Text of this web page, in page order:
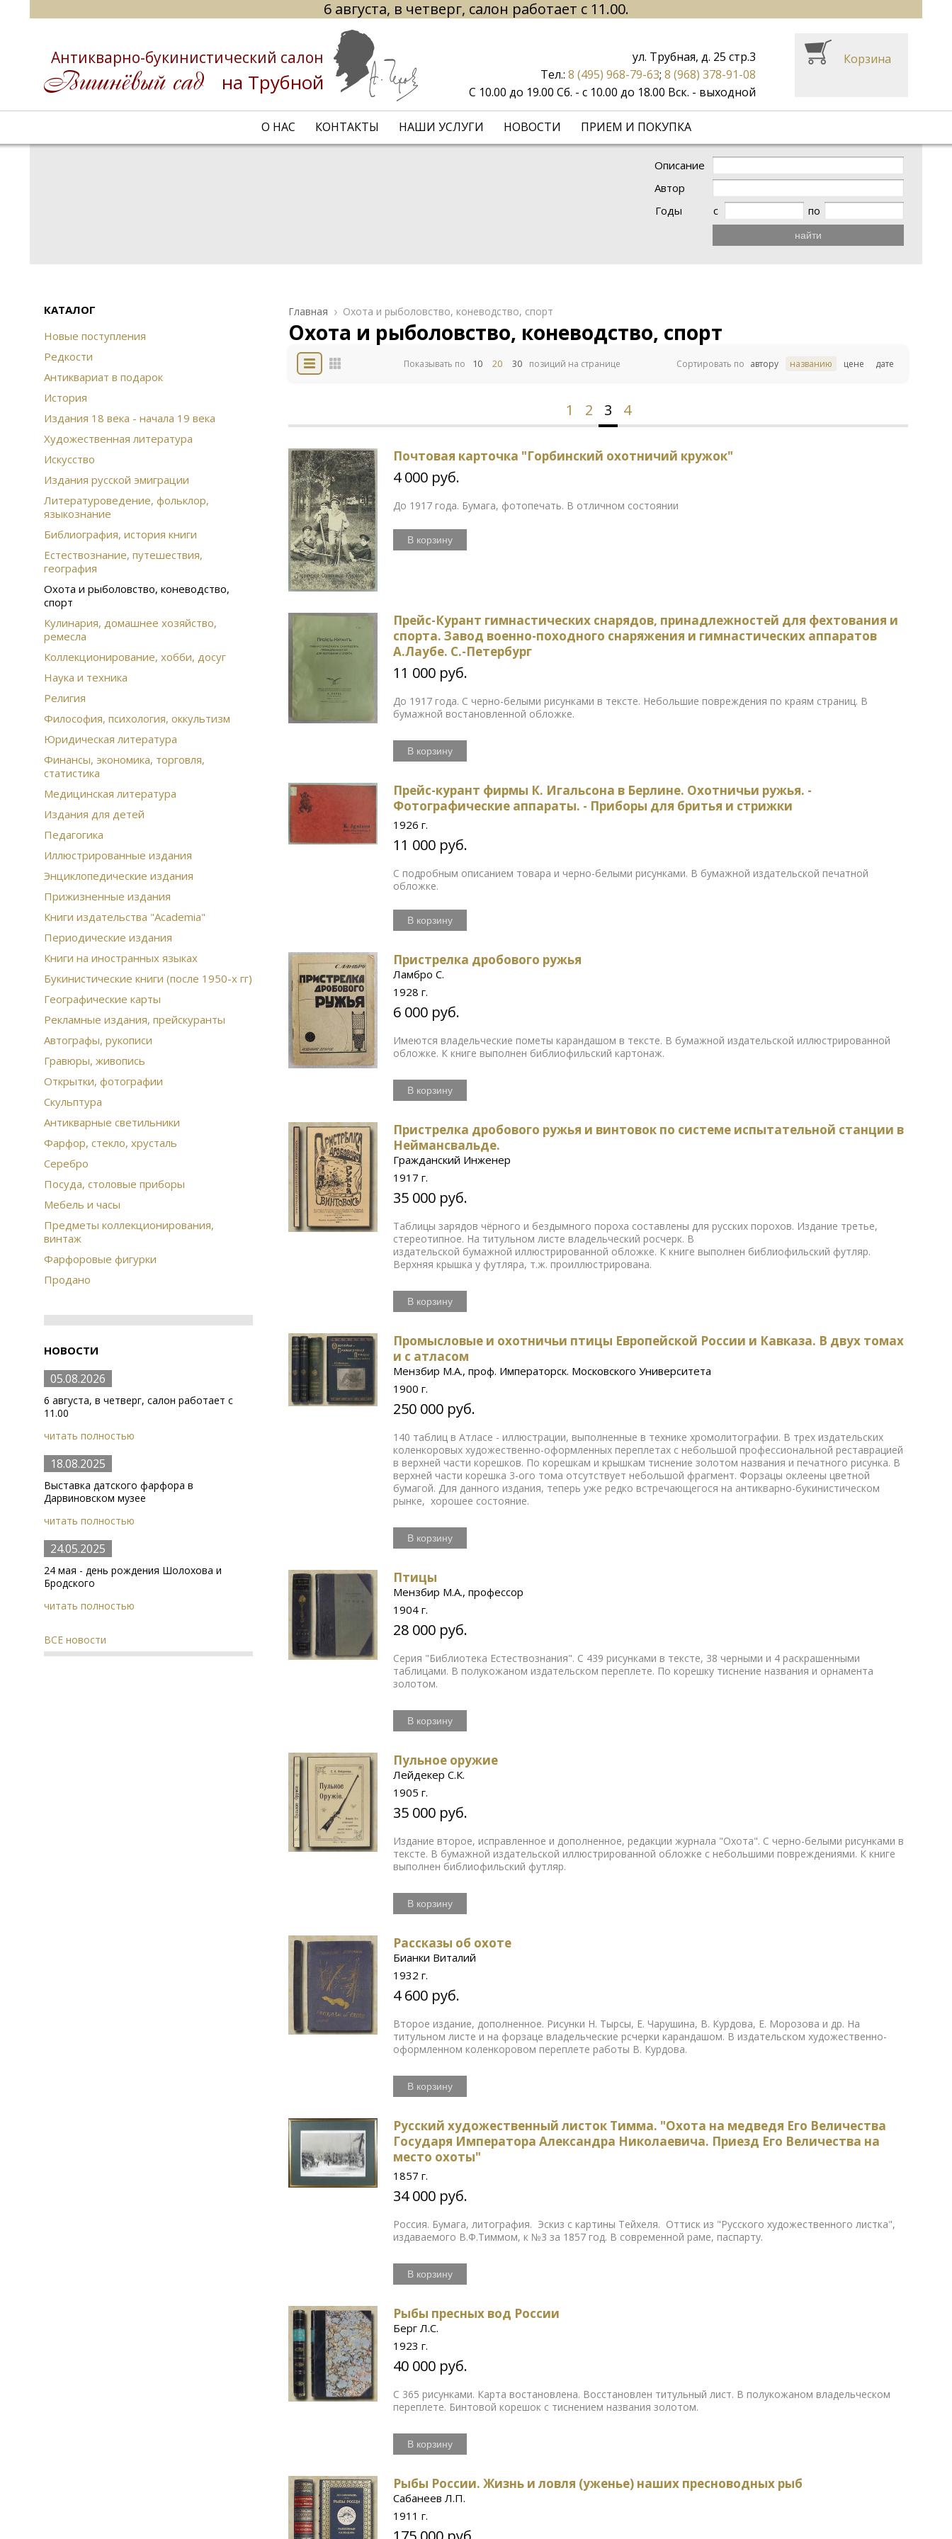
6 августа, в четверг, салон работает с 11.00.
Антикварно-букинистический салон
на Трубной
О НАС КОНТАКТЫ НАШИ УСЛУГИ НОВОСТИ ПРИЕМ И ПОКУПКА
ул. Трубная, д. 25 стр.3
Тел.: 8 (495) 968-79-63; 8 (968) 378-91-08
С 10.00 до 19.00 Сб. - с 10.00 до 18.00 Вск. - выходной
Корзина
Описание
Автор
Годы
с по
найти
КАТАЛОГ
Новые поступления
Редкости
Антиквариат в подарок
История
Издания 18 века - начала 19 века
Художественная литература
Искусство
Издания русской эмиграции
Литературоведение, фольклор,
языкознание
Библиография, история книги
Естествознание, путешествия,
география
Охота и рыболовство, коневодство,
спорт
Кулинария, домашнее хозяйство,
ремесла
Коллекционирование, хобби, досуг
Наука и техника
Религия
Философия, психология, оккультизм
Юридическая литература
Финансы, экономика, торговля,
статистика
Медицинская литература
Издания для детей
Педагогика
Иллюстрированные издания
Энциклопедические издания
Прижизненные издания
Книги издательства "Academia"
Периодические издания
Книги на иностранных языках
Букинистические книги (после 1950-х гг)
Географические карты
Рекламные издания, прейскуранты
Автографы, рукописи
Гравюры, живопись
Открытки, фотографии
Скульптура
Антикварные светильники
Фарфор, стекло, хрусталь
Серебро
Посуда, столовые приборы
Мебель и часы
Предметы коллекционирования,
винтаж
Фарфоровые фигурки
Продано
НОВОСТИ
05.08.2026
6 августа, в четверг, салон работает с
11.00
читать полностью
18.08.2025
Выставка датского фарфора в
Дарвиновском музее
читать полностью
24.05.2025
24 мая - день рождения Шолохова и
Бродского
читать полностью
ВСЕ новости
Главная Охота и рыболовство, коневодство, спорт
Охота и рыболовство, коневодство, спорт
Показывать по 10 20 30 позиций на странице Сортировать по автору названию цене дате
1 2 3 4
Почтовая карточка "Горбинский охотничий кружок"
4 000 руб.
До 1917 года. Бумага, фотопечать. В отличном состоянии
В корзину
Прейс-Курант гимнастических снарядов, принадлежностей для фехтования и
спорта. Завод военно-походного снаряжения и гимнастических аппаратов
А.Лаубе. С.-Петербург
11 000 руб.
До 1917 года. С черно-белыми рисунками в тексте. Небольшие повреждения по краям страниц. В
бумажной востановленной обложке.
В корзину
Прейс-курант фирмы К. Игальсона в Берлине. Охотничьи ружья. -
Фотографические аппараты. - Приборы для бритья и стрижки
1926 г.
11 000 руб.
С подробным описанием товара и черно-белыми рисунками. В бумажной издательской печатной
обложке.
В корзину
Пристрелка дробового ружья
Ламбро С.
1928 г.
6 000 руб.
Имеются владельческие пометы карандашом в тексте. В бумажной издательской иллюстрированной
обложке. К книге выполнен библиофильский картонаж.
В корзину
Пристрелка дробового ружья и винтовок по системе испытательной станции в
Неймансвальде.
Гражданский Инженер
1917 г.
35 000 руб.
Таблицы зарядов чёрного и бездымного пороха составлены для русских порохов. Издание третье,
стереотипное. На титульном листе владельческий росчерк. В
издательской бумажной иллюстрированной обложке. К книге выполнен библиофильский футляр.
Верхняя крышка у футляра, т.ж. проиллюстрирована.
В корзину
Промысловые и охотничьи птицы Европейской России и Кавказа. В двух томах
и с атласом
Мензбир М.А., проф. Императорск. Московского Университета
1900 г.
250 000 руб.
140 таблиц в Атласе - иллюстрации, выполненные в технике хромолитографии. В трех издательских
коленкоровых художественно-оформленных переплетах с небольшой профессиональной реставрацией
в верхней части корешков. По корешкам и крышкам тиснение золотом названия и печатного рисунка. В
верхней части корешка 3-ого тома отсутствует небольшой фрагмент. Форзацы оклеены цветной
бумагой. Для данного издания, теперь уже редко встречающегося на антикварно-букинистическом
рынке, хорошее состояние.
В корзину
Птицы
Мензбир М.А., профессор
1904 г.
28 000 руб.
Серия "Библиотека Естествознания". С 439 рисунками в тексте, 38 черными и 4 раскрашенными
таблицами. В полукожаном издательском переплете. По корешку тиснение названия и орнамента
золотом.
В корзину
Пульное оружие
Лейдекер С.К.
1905 г.
35 000 руб.
Издание второе, исправленное и дополненное, редакции журнала "Охота". С черно-белыми рисунками в
тексте. В бумажной издательской иллюстрированной обложке с небольшими повреждениями. К книге
выполнен библиофильский футляр.
В корзину
Рассказы об охоте
Бианки Виталий
1932 г.
4 600 руб.
Второе издание, дополненное. Рисунки Н. Тырсы, Е. Чарушина, В. Курдова, Е. Морозова и др. На
титульном листе и на форзаце владельческие рсчерки карандашом. В издательском художественно-
оформленном коленкоровом переплете работы В. Курдова.
В корзину
Русский художественный листок Тимма. "Охота на медведя Его Величества
Государя Императора Александра Николаевича. Приезд Его Величества на
место охоты"
1857 г.
34 000 руб.
Россия. Бумага, литография. Эскиз с картины Тейхеля. Оттиск из "Русского художественного листка",
издаваемого В.Ф.Тиммом, к №3 за 1857 год. В современной раме, паспарту.
В корзину
Рыбы пресных вод России
Берг Л.С.
1923 г.
40 000 руб.
С 365 рисунками. Карта востановлена. Восстановлен титульный лист. В полукожаном владельческом
переплете. Бинтовой корешок с тиснением названия золотом.
В корзину
Рыбы России. Жизнь и ловля (уженье) наших пресноводных рыб
Сабанеев Л.П.
1911 г.